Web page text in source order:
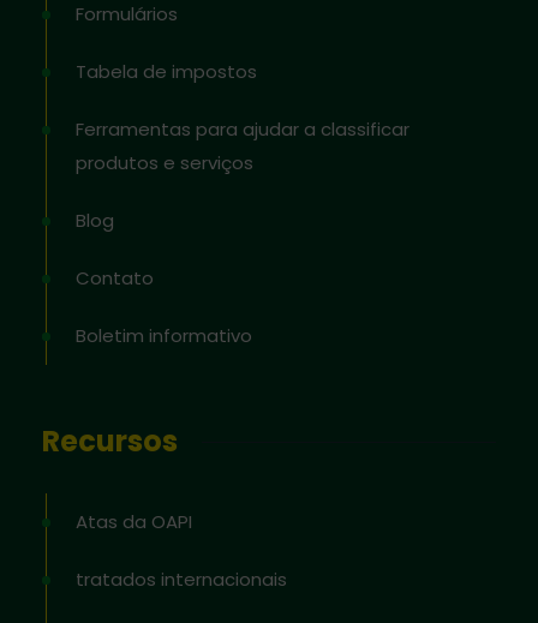
Formulários
Tabela de impostos
Ferramentas para ajudar a classificar
produtos e serviços
Blog
Contato
Boletim informativo
Recursos
Atas da OAPI
tratados internacionais